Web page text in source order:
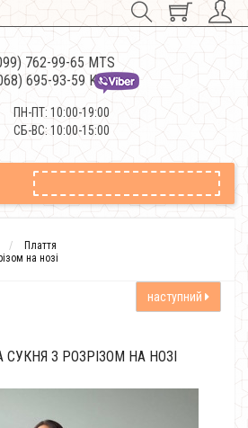
762-99-65 MTS
695-93-59 Kievstar
ПН-ПТ: 10:00-19:00
СБ-ВС: 10:00-15:00
Плаття
на нозі
наступний
З РОЗРІЗОМ НА НОЗІ